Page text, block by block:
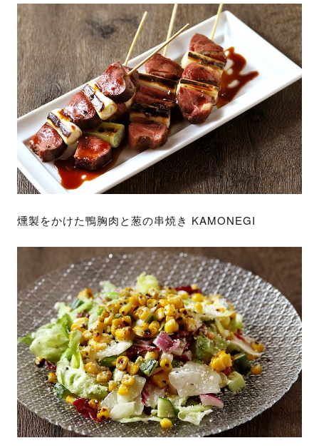
燻製をかけた鴨胸肉と葱の串焼き KAMONEGI